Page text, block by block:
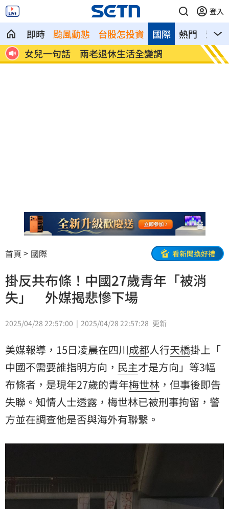
登入
即時 颱風動態 台股怎投資 熱門 影音
國際
女兒一句話 兩老退休生活全變調
記憶
襲
首頁 國際 看新聞換好禮
掛反共布條！中國27歲青年「被消
失」 外媒揭悲慘下場
2025/04/28 22:57:00 2025/04/28 22:57:28 更新
美媒報導，15日凌晨在四川成都人行天橋掛上「
中國不需要誰指明方向， 民主才是方向」等3幅
布條者，是現年27歲的青年梅世林 ，但事後即告
失聯。知情人士透露，梅世林已被刑事拘留，警
方並在調查他是否與海外有聯繫。